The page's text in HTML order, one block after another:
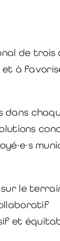
de trois
à
sur le
et